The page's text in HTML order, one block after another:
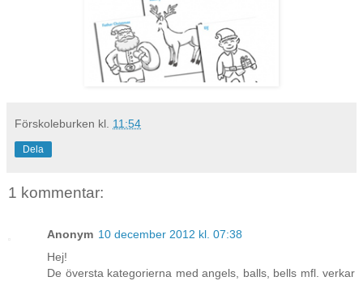
Förskoleburken kl. 11:54
Dela
1 kommentar:
Anonym 10 december 2012 kl. 07:38
Hej!
De översta kategorierna med angels, balls, bells mfl. verkar